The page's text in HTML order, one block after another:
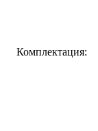
Комплектация: